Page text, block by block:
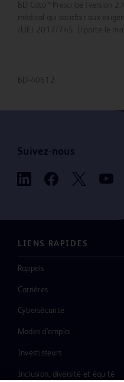
BD Cato™ Prescribe (version
médical qui satisfait aux
(UE) 2017/745. Il porte le
BD-40612
Suivez-nous
LIENS RAPIDES
Rappels
Carrières
Cybersécurité
Modes d’emploi
Investisseurs
Inclusion, diversité et équité